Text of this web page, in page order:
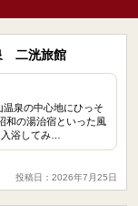
二洸旅館
和の湯治宿といった風
浴してみ…
投稿日：2026年7月25日